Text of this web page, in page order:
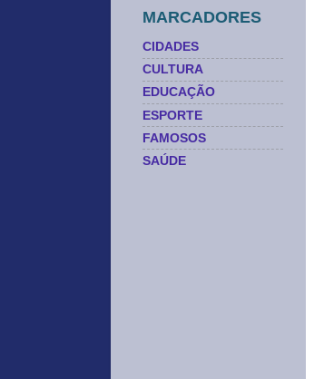
MARCADORES
CIDADES
CULTURA
EDUCAÇÃO
ESPORTE
FAMOSOS
SAÚDE